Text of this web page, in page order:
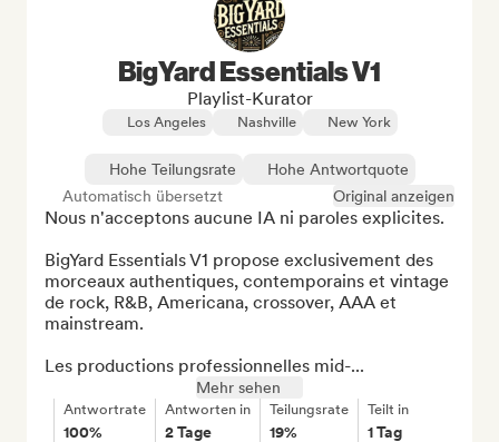
BigYard Essentials V1
Playlist-Kurator
Los Angeles Nashville New York
Hohe Teilungsrate
Hohe Antwortquote
Automatisch übersetzt
Original anzeigen
Nous n'acceptons aucune IA ni paroles explicites.
BigYard Essentials V1 propose exclusivement des
morceaux authentiques, contemporains et vintage
de rock, R&B, Americana, crossover, AAA et
mainstream.
Les productions professionnelles mid-...
Mehr sehen
Antwortrate
100%
Antworten in
2 Tage
Teilungsrate
19%
Teilt in
1 Tag